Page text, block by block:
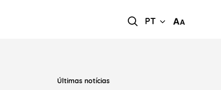
PT
Últimas notícias